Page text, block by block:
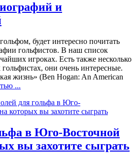
и
будет интересно почитать
гольфистов. В наш список
игроках. Есть также несколько
они очень интересные.
жизнь» (Ben Hogan: An American
...
в Юго-Восточной
вы захотите сыграть